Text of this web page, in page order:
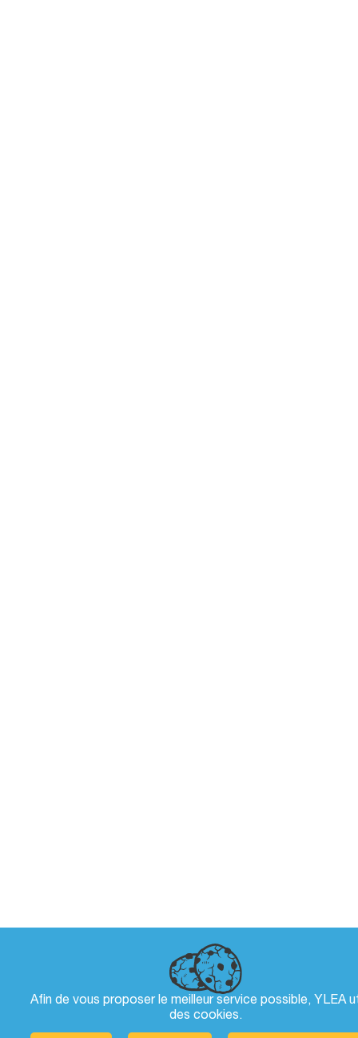
Afin de vous proposer le meilleur service possible, YLEA
des cookies.